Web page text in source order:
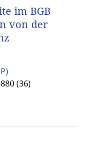
im BGB
von der
(36)